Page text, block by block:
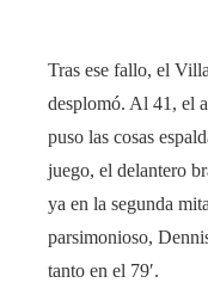
Tras ese fallo, el
desplomó. Al 41, el
puso las cosas
juego, el delantero
ya en la segunda
parsimonioso,
tanto en el 79′.